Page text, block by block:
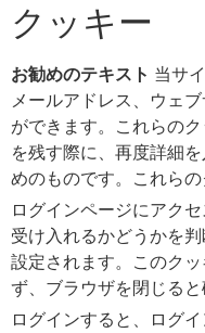
クッキー
お勧めのテキスト 当サ
メールアドレス、ウェ
ができます。これらの
を残す際に、再度詳細
めのものです。これらの
ログインページにアク
受け入れるかどうかを
設定されます。このク
ず、ブラウザを閉じると
ログインすると、ログ